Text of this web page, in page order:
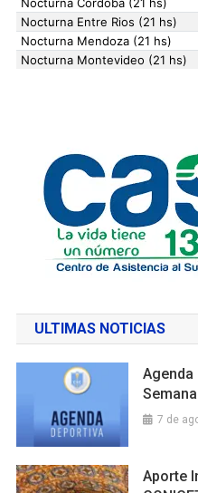
ULTIMAS NOTICIAS
Agenda
7 de
Aporte